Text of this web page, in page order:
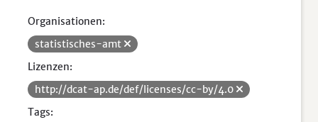
Organisationen:
statistisches-amt
Lizenzen:
http://dcat-ap.de/def/licenses/cc-by/4.0
Tags: